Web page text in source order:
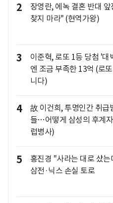
2
장영란, 에녹 결혼 반대
찾지 마라" (현역가왕)
3
이준혁, 로또 1등 당첨 '대
엔 조금 부족한 13억 (로
니다)
4
故 이건희, 투명인간 취급
들…어떻게 삼성의 후계
럽병사)
5
홍진경 "사라는 대로 샀
삼전·닉스 손실 토로